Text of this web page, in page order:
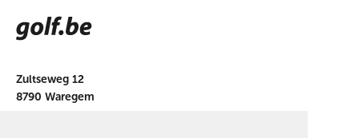
Zultseweg 12
8790 Waregem